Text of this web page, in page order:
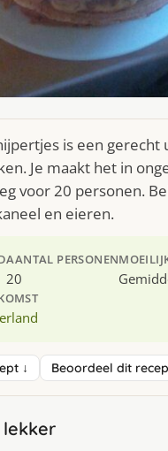
is een gerecht
Je maakt het in
voor 20 personen.
en eieren.
AANTAL PERSONEN
20
↓ Beoordeel dit
lekker